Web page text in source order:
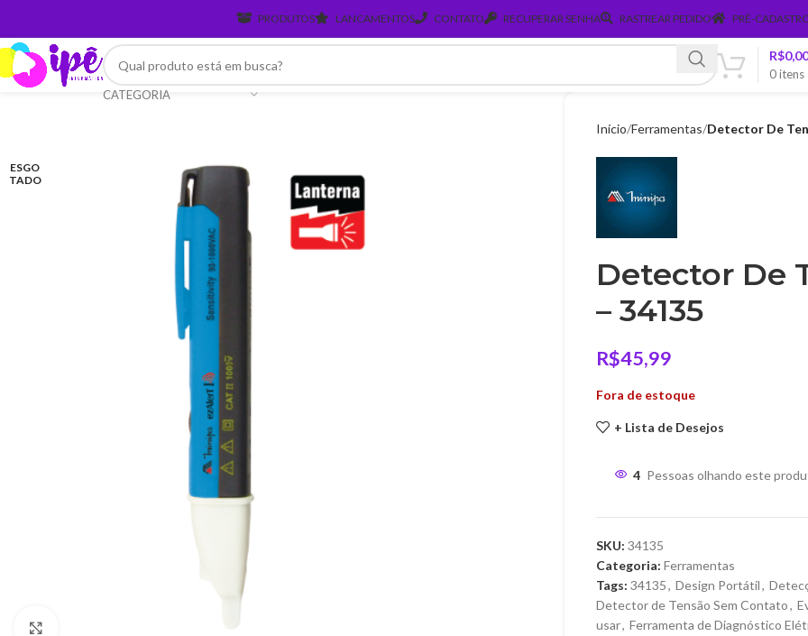
PRODUTOS LANCAMENTOS CONTATO RECUPERAR SENHA RASTREAR PEDIDO PRÉ-
CATEGORIA
0itens
R$0,00
ESGO
TADO
Início Ferramentas Detector De
Detector De
– 34135
R$45,99
Fora de estoque
+ Lista de Desejos
4 Pessoas olhando este
SKU: 34135
Categoria: Ferramentas
Tags: 34135, Design Portátil,
Detector de Tensão Sem Contato,
usar, Ferramenta de Diagnóstico